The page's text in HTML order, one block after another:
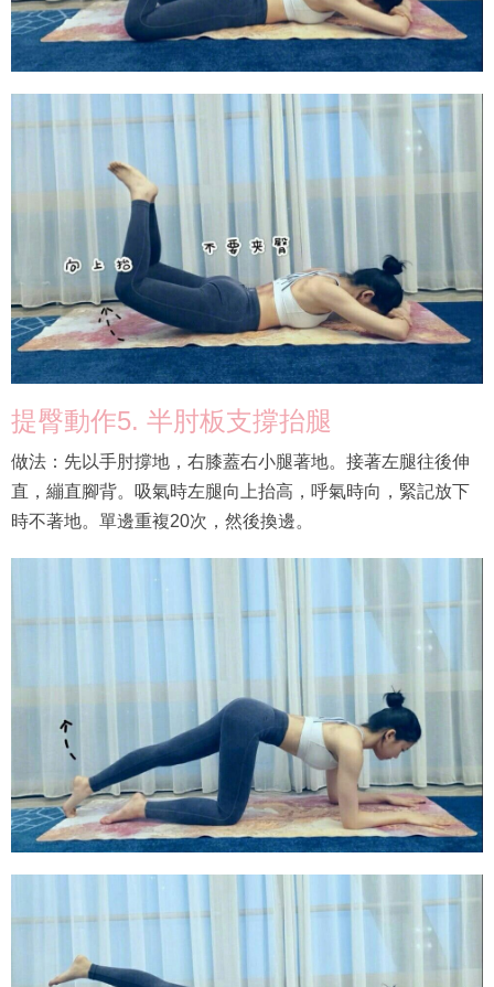
提臀動作5. 半肘板支撐抬腿
做法：先以手肘撐地，右膝蓋右小腿著地。接著左腿往後伸
直，繃直腳背。吸氣時左腿向上抬高，呼氣時向，緊記放下
時不著地。單邊重複20次，然後換邊。